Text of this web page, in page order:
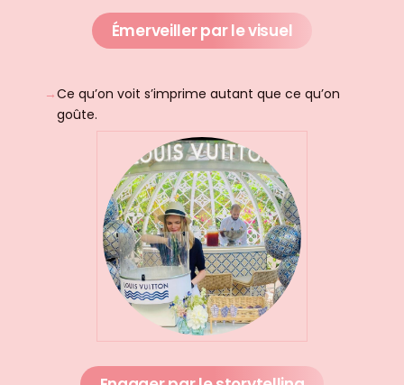
Émerveillerpar le visuel
Ce qu’on voit s’imprime autant que ce qu’on
goûte.